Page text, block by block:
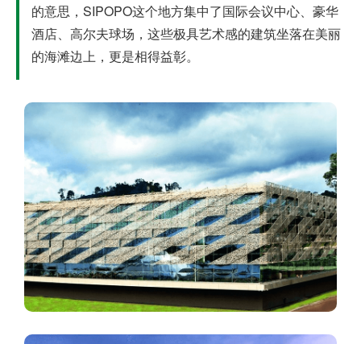
的意思，SIPOPO这个地方集中了国际会议中心、豪华
酒店、高尔夫球场，这些极具艺术感的建筑坐落在美丽
的海滩边上，更是相得益彰。